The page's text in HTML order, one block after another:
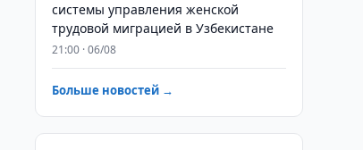
системы управления женской
трудовой миграцией в Узбекистане
21:00 · 06/08
Больше новостей →